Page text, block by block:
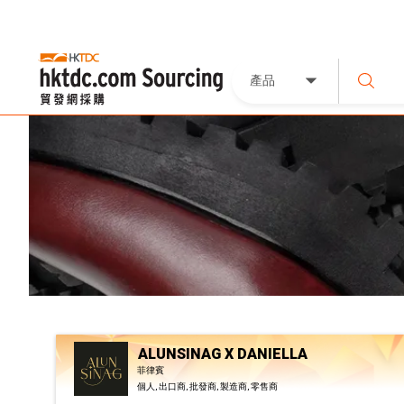
產品
ALUNSINAG X DANIELLA
菲律賓
個人, 出口商, 批發商, 製造商, 零售商